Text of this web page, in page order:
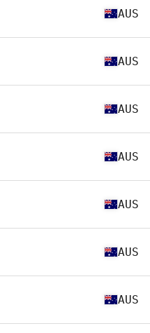
AUS
AUS
AUS
AUS
AUS
AUS
AUS